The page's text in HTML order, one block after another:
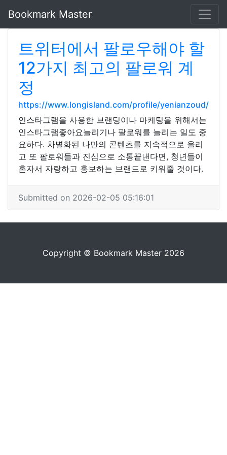
Bookmark Master
트위터에서 팔로우해야 할
12가지 최고의 팔로워 계
정
https://www.longisland.com/profile/yenianzoud/
인스타그램을 사용한 브랜딩이나 마케팅을 위해서는
인스타그램좋아요늘리기나 팔로워를 늘리는 일도 중
요하다. 차별화된 나만의 콘텐츠를 지속적으로 올리
고 또 팔로워들과 진심으로 소통끝낸다면, 청년들이
혼자서 자랑하고 홍보하는 브랜드로 키워줄 것이다.
Submitted on 2026-02-05 05:16:01
Copyright © Bookmark Master 2026